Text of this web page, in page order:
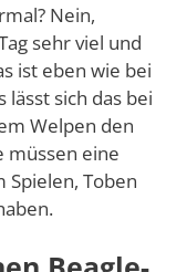
Nein,
sehr viel und
ist eben wie bei
lässt sich das bei
Welpen den
müssen eine
Toben